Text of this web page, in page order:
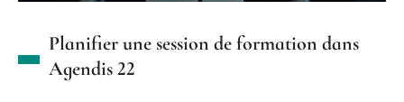
Planifier une session de formation dans
Agendis 22